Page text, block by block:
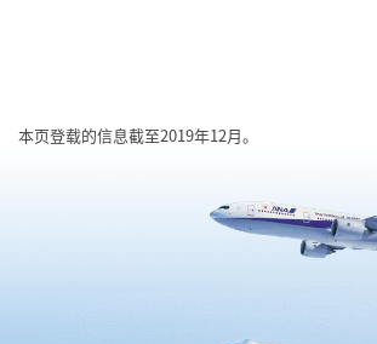
本页登载的信息截至2019年12月。